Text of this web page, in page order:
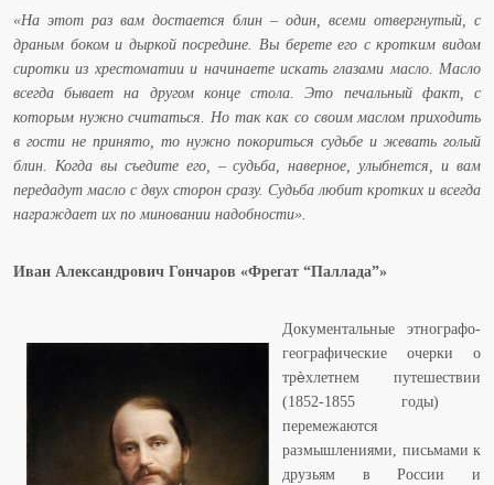
«На этот раз вам достается блин – один, всеми отвергнутый, с
драным боком и дыркой посредине. Вы берете его с кротким видом
сиротки из хрестоматии и начинаете искать глазами масло. Масло
всегда бывает на другом конце стола. Это печальный факт, с
которым нужно считаться. Но так как со своим маслом приходить
в гости не принято, то нужно покориться судьбе и жевать голый
блин. Когда вы съедите его, – судьба, наверное, улыбнется, и вам
передадут масло с двух сторон сразу. Судьба любит кротких и всегда
награждает их по миновании надобности».
Иван Александрович Гончаров «Фрегат “Паллада”»
Документальные этнографо-
географические очерки о
трѐхлетнем
путешествии
(1852-1855 годы)
перемежаются
размышлениями, письмами к
друзьям
в России
и